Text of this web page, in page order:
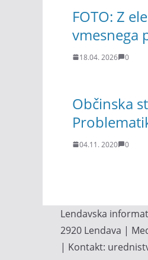
FOTO: Z
vmesnega
18.04. 2026 0
Občinska
04.11. 2020 0
Lendavska
2920 Lendava |
| Kontakt: